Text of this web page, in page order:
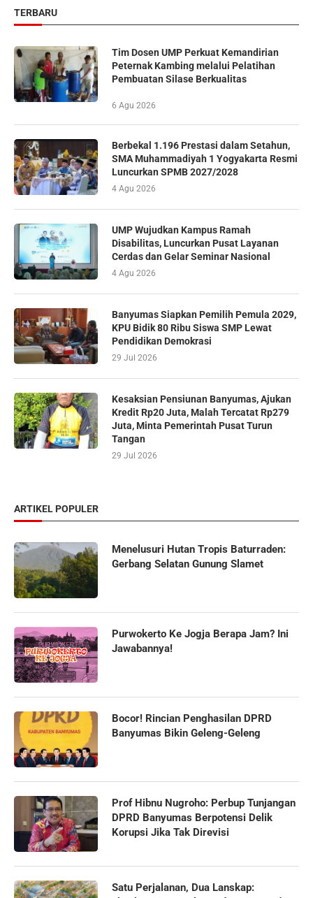
TERBARU
Tim Dosen UMP Perkuat Kemandirian
Peternak Kambing melalui Pelatihan
Pembuatan Silase Berkualitas
6 Agu 2026
Berbekal 1.196 Prestasi dalam Setahun,
SMA Muhammadiyah 1 Yogyakarta Resmi
Luncurkan SPMB 2027/2028
4 Agu 2026
UMP Wujudkan Kampus Ramah
Disabilitas, Luncurkan Pusat Layanan
Cerdas dan Gelar Seminar Nasional
4 Agu 2026
Banyumas Siapkan Pemilih Pemula 2029,
KPU Bidik 80 Ribu Siswa SMP Lewat
Pendidikan Demokrasi
29 Jul 2026
Kesaksian Pensiunan Banyumas, Ajukan
Kredit Rp20 Juta, Malah Tercatat Rp279
Juta, Minta Pemerintah Pusat Turun
Tangan
29 Jul 2026
ARTIKEL POPULER
Menelusuri Hutan Tropis Baturraden:
Gerbang Selatan Gunung Slamet
Purwokerto Ke Jogja Berapa Jam? Ini
Jawabannya!
Bocor! Rincian Penghasilan DPRD
Banyumas Bikin Geleng-Geleng
Prof Hibnu Nugroho: Perbup Tunjangan
DPRD Banyumas Berpotensi Delik
Korupsi Jika Tak Direvisi
Satu Perjalanan, Dua Lanskap: